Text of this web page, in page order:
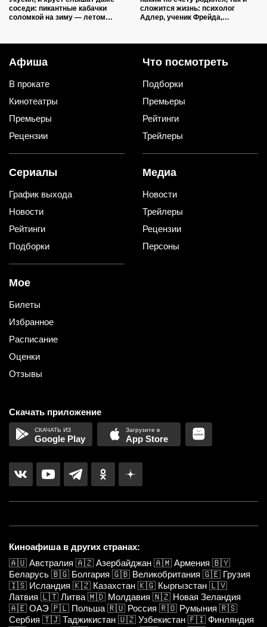
соседи: пикантные кабачки
соломкой на зиму — летом
сложится жизнь: психолог
Адлер, ученик Фрейда,
Афиша
В прокате
Кинотеатры
Премьеры
Рецензии
Что посмотреть
Подборки
Премьеры
Рейтинги
Трейлеры
Сериалы
График выхода
Новости
Рейтинги
Подборки
Медиа
Новости
Трейлеры
Рецензии
Персоны
Мое
Билеты
Избранное
Расписание
Оценки
Отзывы
Скачать приложение
Google Play App Store
Киноафиша в других странах:
🇦🇺 Австралия 🇦🇿 Азербайджан 🇦🇲 Армения 🇧🇾
Беларусь 🇧🇬 Болгария 🇬🇧 Великобритания 🇬🇪 Грузия
🇮🇸 Исландия 🇰🇿 Казахстан 🇰🇬 Кыргызстан 🇱🇻
Латвия 🇱🇹 Литва 🇲🇩 Молдавия 🇳🇿 Новая Зеландия
🇦🇪 ОАЭ 🇵🇱 Польша 🇷🇺 Россия 🇷🇴 Румыния 🇷🇸
Сербия 🇹🇯 Таджикистан 🇺🇿 Узбекистан 🇫🇮 Финляндия